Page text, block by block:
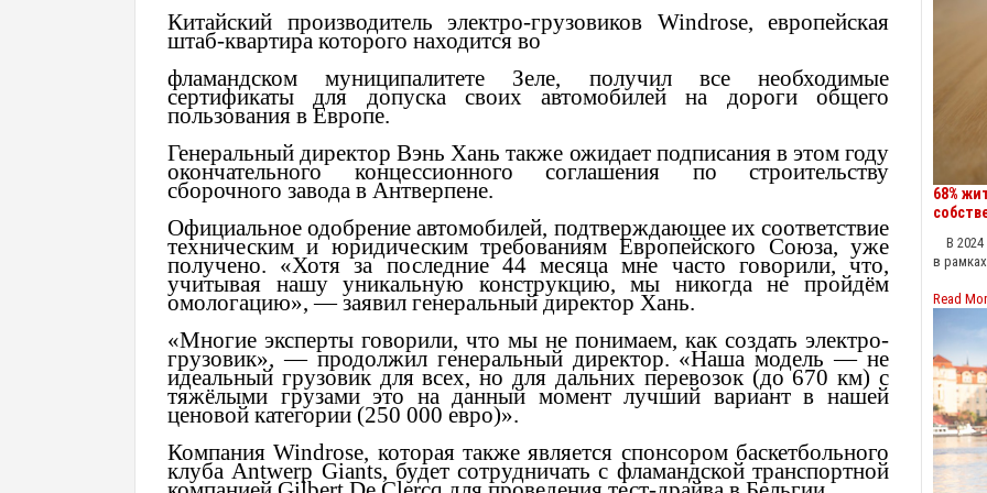
68%
В 2024
в
Read
Китайский производитель электро-грузовиков Windrose, европейская
штаб-квартира которого находится во
фламандском муниципалитете Зеле, получил все необходимые
сертификаты для допуска своих автомобилей на дороги общего
пользования в Европе.
Генеральный директор Вэнь Хань также ожидает подписания в этом году
окончательного концессионного соглашения по строительству
сборочного завода в Антверпене.
Официальное одобрение автомобилей, подтверждающее их соответствие
техническим и юридическим требованиям Европейского Союза, уже
получено. «Хотя за последние 44 месяца мне часто говорили, что,
учитывая нашу уникальную конструкцию, мы никогда не пройдём
омологацию», — заявил генеральный директор Хань.
«Многие эксперты говорили, что мы не понимаем, как создать электро-
грузовик», — продолжил генеральный директор. «Наша модель — не
идеальный грузовик для всех, но для дальних перевозок (до 670 км) с
тяжёлыми грузами это на данный момент лучший вариант в нашей
ценовой категории (250 000 евро)».
Компания Windrose, которая также является спонсором баскетбольного
клуба Antwerp Giants, будет сотрудничать с фламандской транспортной